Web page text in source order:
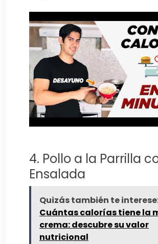
4. Pollo a la Parrilla
Ensalada
Quizás también te
Cuántas calorías tiene la
crema: descubre su valor
nutricional